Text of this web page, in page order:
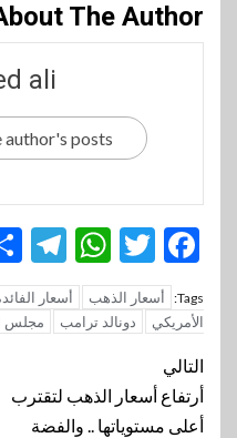
The Author
ali
author's posts
Facebook
Twitter
Tags: أسعار الذهب أسعار
الأمريكي
دونالد ترامب مجلس
تنقل
المقالة
التالي
أرتفاع أسعار الذهب لتقترب
أعلى مستوياتها .. والفضة